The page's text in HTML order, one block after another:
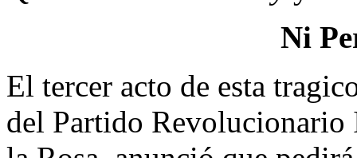
Ni
El tercer acto de esta
del Partido